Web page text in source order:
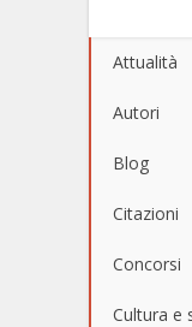
Attualità
Autori
Blog
Citazioni
Concorsi
Cultura e